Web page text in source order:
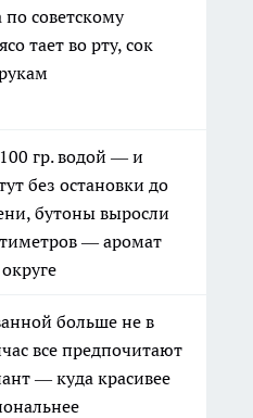
советскому
тает во рту, сок
гр. водой — и
без остановки до
бутоны выросли
— аромат
больше не в
все предпочитают
— куда красивее